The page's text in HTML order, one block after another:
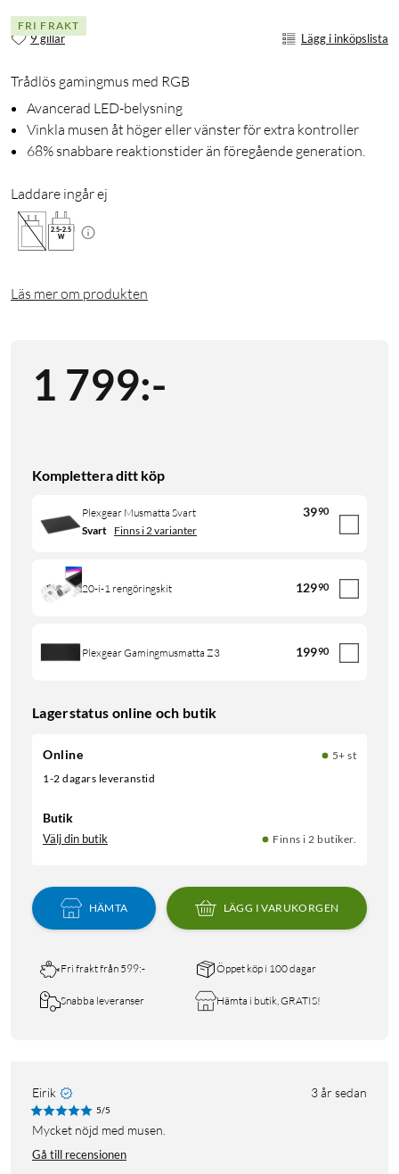
FRI FRAKT
9 gillar Lägg i inköpslista
Trådlös gamingmus med RGB
Avancerad LED-belysning
Vinkla musen åt höger eller vänster för extra kontroller
68% snabbare reaktionstider än föregående generation.
Laddare ingår ej
2.5-2.5
W
Läs mer om produkten
1 799:-
Komplettera ditt köp
Plexgear Musmatta Svart 3990
Svart Finns i 2 varianter
20-i-1 rengöringskit 12990
Plexgear Gamingmusmatta Z3 19990
Lagerstatus online och butik
Online
5+ st
1-2 dagars leveranstid
Butik
Välj din butik Finns i 2 butiker.
HÄMTA LÄGG I VARUKORGEN
Fri frakt från 599:- Öppet köp i 100 dagar
Snabba leveranser Hämta i butik, GRATIS!
Eirik 3 år sedan
5/5
Mycket nöjd med musen.
Gå till recensionen